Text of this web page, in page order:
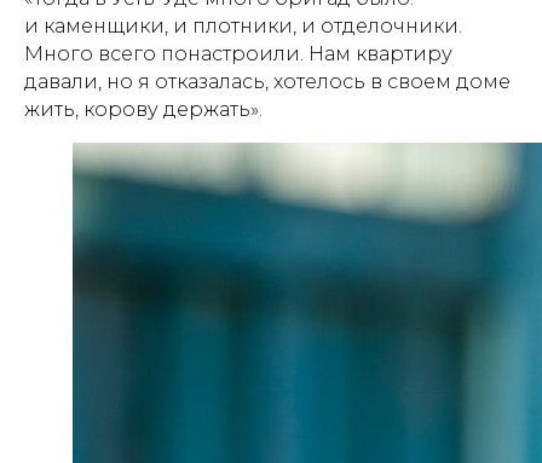
и каменщики, и плотники, и отделочники.
Много всего понастроили. Нам квартиру
давали, но я отказалась, хотелось в своем доме
жить, корову держать».